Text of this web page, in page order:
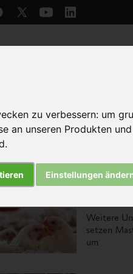
zu verbessern: um
an unseren Produkten
.
Einstellungen
könnte Sie auch
Weitere
setzen
um